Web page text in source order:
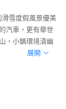
雪度假風景優美
汽車，更有舉世
，小鎮環境清幽
展開